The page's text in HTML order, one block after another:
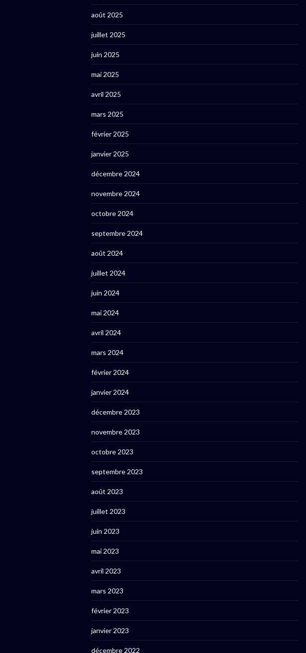
août 2025
juillet 2025
juin 2025
mai 2025
avril 2025
mars 2025
février 2025
janvier 2025
décembre 2024
novembre 2024
octobre 2024
septembre 2024
août 2024
juillet 2024
juin 2024
mai 2024
avril 2024
mars 2024
février 2024
janvier 2024
décembre 2023
novembre 2023
octobre 2023
septembre 2023
août 2023
juillet 2023
juin 2023
mai 2023
avril 2023
mars 2023
février 2023
janvier 2023
décembre 2022